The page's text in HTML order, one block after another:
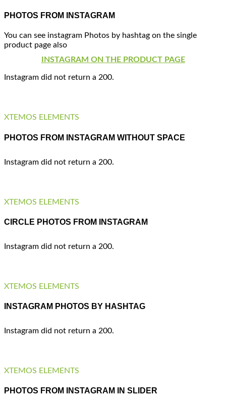
PHOTOS FROM INSTAGRAM
You can see instagram Photos by hashtag on the single
product page also
INSTAGRAM ON THE PRODUCT PAGE
Instagram did not return a 200.
XTEMOS ELEMENTS
PHOTOS FROM INSTAGRAM WITHOUT SPACE
Instagram did not return a 200.
XTEMOS ELEMENTS
CIRCLE PHOTOS FROM INSTAGRAM
Instagram did not return a 200.
XTEMOS ELEMENTS
INSTAGRAM PHOTOS BY HASHTAG
Instagram did not return a 200.
XTEMOS ELEMENTS
PHOTOS FROM INSTAGRAM IN SLIDER